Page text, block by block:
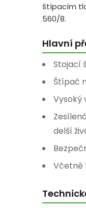
štípacím
560/8.
Hlavní
Stojací
Štípač
Vysoký
delší
Včetně